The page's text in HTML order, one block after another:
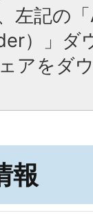
左記の
）」ダ
アをダ
報